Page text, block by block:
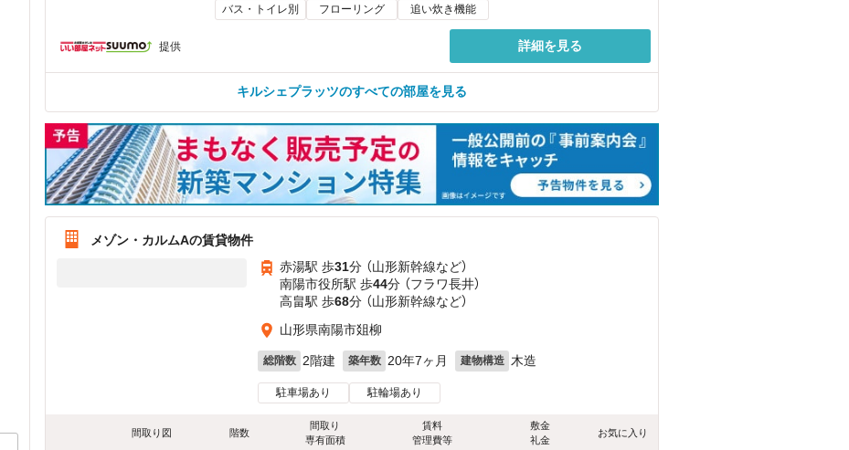
バス・トイレ別 フローリング 追い炊き機能
提供 詳細を見る
キルシェプラッツのすべての部屋を見る
メゾン・カルムAの賃貸物件
赤湯駅 歩31分 （山形新幹線など）
南陽市役所駅 歩44分 （フラワ長井）
高畠駅 歩68分 （山形新幹線など）
山形県南陽市爼柳
総階数 2階建 築年数 20年7ヶ月 建物構造 木造
駐車場あり 駐輪場あり
間取り図 階数
間取り
専有面積
賃料
管理費等
敷金
礼金
お気に入り